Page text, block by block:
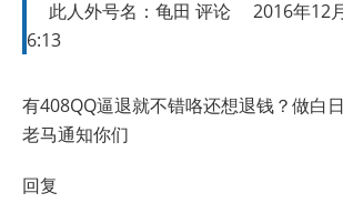
此人外号名：龟田 评论
2016年12
6:13
有408QQ逼退就不错咯还想退钱？做白
老马通知你们
回复